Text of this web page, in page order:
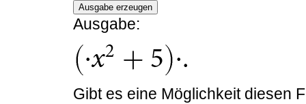
Ausgabe erzeugen
Ausgabe:
Gibt es eine Möglichkeit diesen